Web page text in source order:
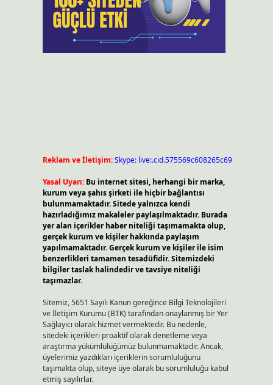
Reklam ve İletişim:Skype: live:.cid.575569c608265c69
Yasal Uyarı: Bu internet sitesi, herhangi bir marka,
kurum veya şahıs şirketi ile hiçbir bağlantısı
bulunmamaktadır. Sitede yalnızca kendi
hazırladığımız makaleler paylaşılmaktadır. Burada
yer alan içerikler haber niteliği taşımamakta olup,
gerçek kurum ve kişiler hakkında paylaşım
yapılmamaktadır. Gerçek kurum ve kişiler ile isim
benzerlikleri tamamen tesadüfidir. Sitemizdeki
bilgiler taslak halindedir ve tavsiye niteliği
taşımazlar.
Sitemiz, 5651 Sayılı Kanun gereğince Bilgi Teknolojileri
ve İletişim Kurumu (BTK) tarafından onaylanmış bir Yer
Sağlayıcı olarak hizmet vermektedir. Bu nedenle,
sitedeki içerikleri proaktif olarak denetleme veya
araştırma yükümlülüğümüz bulunmamaktadır. Ancak,
üyelerimiz yazdıkları içeriklerin sorumluluğunu
taşımakta olup, siteye üye olarak bu sorumluluğu kabul
etmiş sayılırlar.